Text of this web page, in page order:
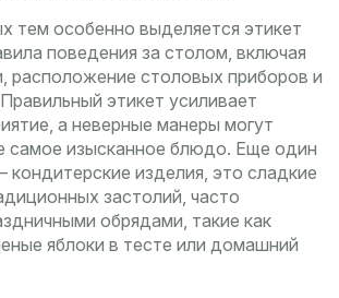
тем особенно выделяется этикет
поведения за столом, включая
расположение столовых приборов и
этикет усиливает
а неверные манеры могут
самое изысканное блюдо. Еще один
кондитерские изделия, это сладкие
застолий, часто
обрядами, такие как
яблоки в тесте или домашний